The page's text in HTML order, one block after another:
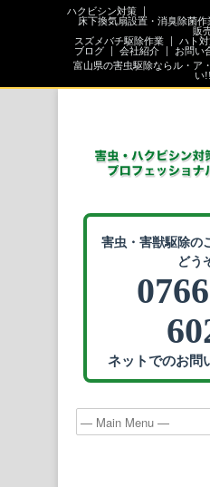
ハクビシン対策
床下換気扇設置・消臭除菌
販
スズメバチ駆除作業
ハト
ブログ
会社紹介
お問い
富山県の害虫駆除ならル・ア
い!!
害虫・害獣駆除の
どう
ネットでのお問